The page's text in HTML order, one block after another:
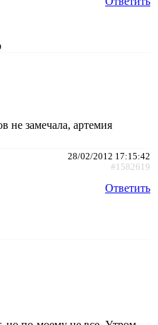
не замечала, артемия
28/02/2012 17:15:42
#1582619
Ответить